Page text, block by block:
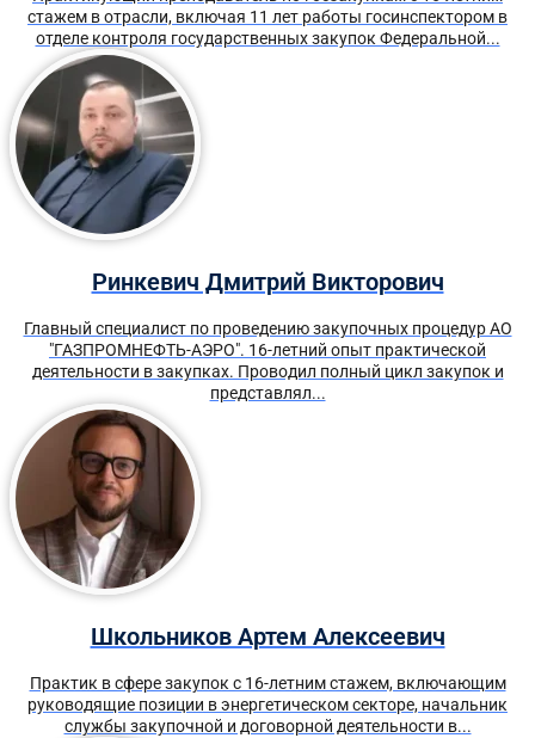
стажем в отрасли, включая 11 лет работы госинспектором в
отделе контроля государственных закупок Федеральной...
Ринкевич Дмитрий Викторович
Главный специалист по проведению закупочных процедур АО
"ГАЗПРОМНЕФТЬ-АЭРО". 16-летний опыт практической
деятельности в закупках. Проводил полный цикл закупок и
представлял...
Школьников Артем Алексеевич
Практик в сфере закупок с 16-летним стажем, включающим
руководящие позиции в энергетическом секторе, начальник
службы закупочной и договорной деятельности в...